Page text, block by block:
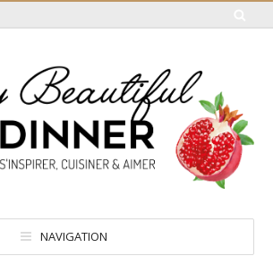
NAVIGATION